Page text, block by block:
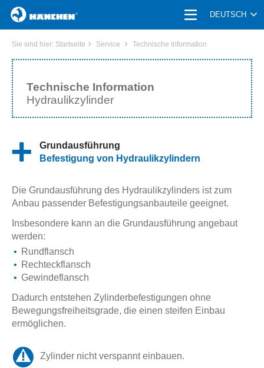
Sie sind hier: Startseite Service Technische Information
Technische Information
Hydraulikzylinder
Grundausführung
Befestigung von Hydraulikzylindern
Die Grundausführung des Hydraulikzylinders ist zum
Anbau passender Befestigungsanbauteile geeignet.
Insbesondere kann an die Grundausführung angebaut
werden:
Rundflansch
Rechteckflansch
Gewindeflansch
Dadurch entstehen Zylinderbefestigungen ohne
Bewegungsfreiheitsgrade, die einen steifen Einbau
ermöglichen.
Zylinder nicht verspannt einbauen.
HOME
PRODUKTE
UNTERNEHMEN | KARRIERE
ANWENDUNGEN
SERVICE
AKTUELLES
KONTAKT
DEUTSCH